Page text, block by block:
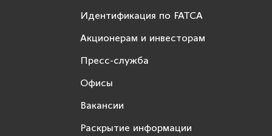
Идентификация по FATCA
Акционерам и инвесторам
Пресс-служба
Офисы
Вакансии
Раскрытие информации